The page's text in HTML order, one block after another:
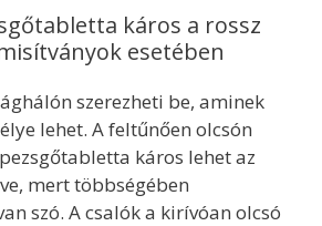
káros a rossz
esetében
szerezheti be, aminek
lehet. A feltűnően olcsón
káros lehet az
mert többségében
szó. A csalók a kirívóan olcsó